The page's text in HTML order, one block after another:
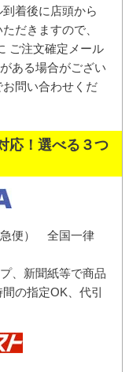
到着後に店頭から
だきますので、
ご注文確定メール
ある場合がござい
問い合わせくだ
応！選べる３つ
便） 全国一律
、新聞紙等で商品
の指定OK、代引